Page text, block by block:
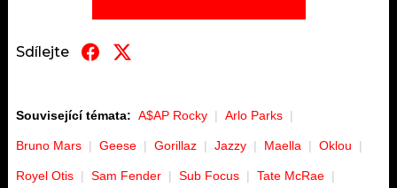
Sdílejte
Související témata: A$AP Rocky Arlo Parks
Bruno Mars Geese Gorillaz Jazzy Maella Oklou
Royel Otis Sam Fender Sub Focus Tate McRae